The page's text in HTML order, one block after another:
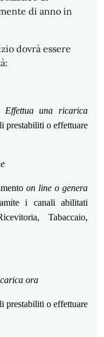
di anno in
dovrà essere
Effettua una ricarica
prestabiliti o effettuare
on line o genera
i canali abilitati
Tabaccaio,
ora
prestabiliti o effettuare